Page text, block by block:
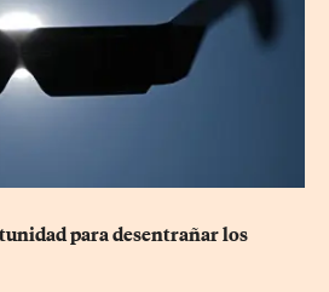
para desentrañar los